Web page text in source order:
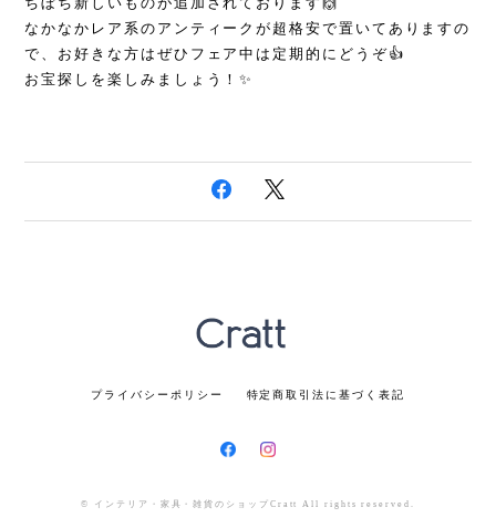
なかなかレア系のアンティークが超格安で置いてありますの
で、お好きな方はぜひフェア中は定期的にどうぞ👍
お宝探しを楽しみましょう！✨
プライバシーポリシー 特定商取引法に基づく表記
© インテリア・家具・雑貨のショップCratt All rights reserved.